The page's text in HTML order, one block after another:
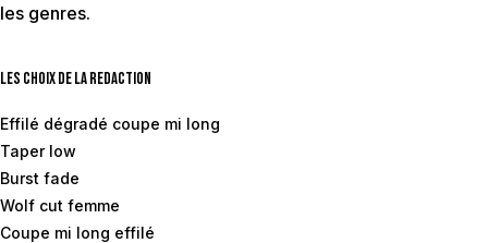
les genres.
Les choix de la redaction
Effilé dégradé coupe mi long
Taper low
Burst fade
Wolf cut femme
Coupe mi long effilé